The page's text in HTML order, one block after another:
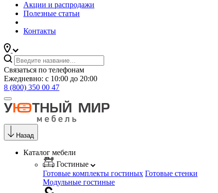
Акции и распродажи
Полезные статьи
Контакты
Связаться по телефонам
Ежедневно: с 10:00 до 20:00
8 (800) 350 00 47
Назад
Каталог мебели
Гостиные
Готовые комплекты гостиных Готовые стенки
Модульные гостиные